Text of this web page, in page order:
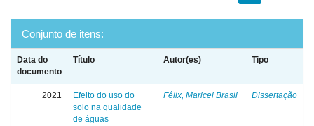
Conjunto de itens:
Data do
documento
Título Autor(es) Tipo
2021
Efeito do uso do
solo na qualidade
de águas
Félix, Maricel Brasil Dissertação